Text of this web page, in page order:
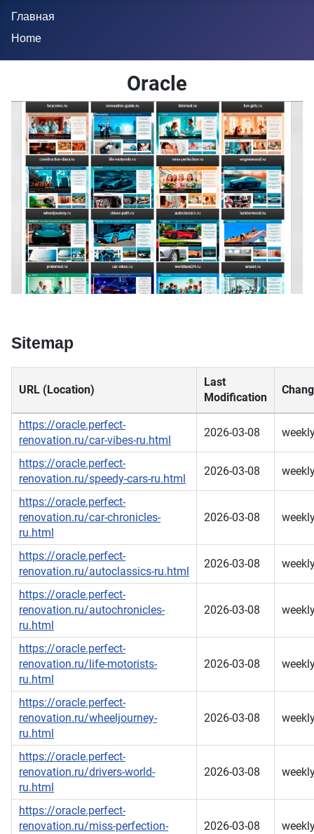
Главная
Home
Oracle
Sitemap
URL (Location)
Last
Modification
https://oracle.perfect-
renovation.ru/car-vibes-ru.html
2026-03-08
https://oracle.perfect-
renovation.ru/speedy-cars-ru.html
2026-03-08
https://oracle.perfect-
renovation.ru/car-chronicles-
ru.html
2026-03-08
https://oracle.perfect-
renovation.ru/autoclassics-ru.html
2026-03-08
https://oracle.perfect-
renovation.ru/autochronicles-
ru.html
2026-03-08
https://oracle.perfect-
renovation.ru/life-motorists-
ru.html
2026-03-08
https://oracle.perfect-
renovation.ru/wheeljourney-
ru.html
2026-03-08
https://oracle.perfect-
renovation.ru/drivers-world-
ru.html
2026-03-08
https://oracle.perfect-
renovation.ru/miss-perfection-
2026-03-08